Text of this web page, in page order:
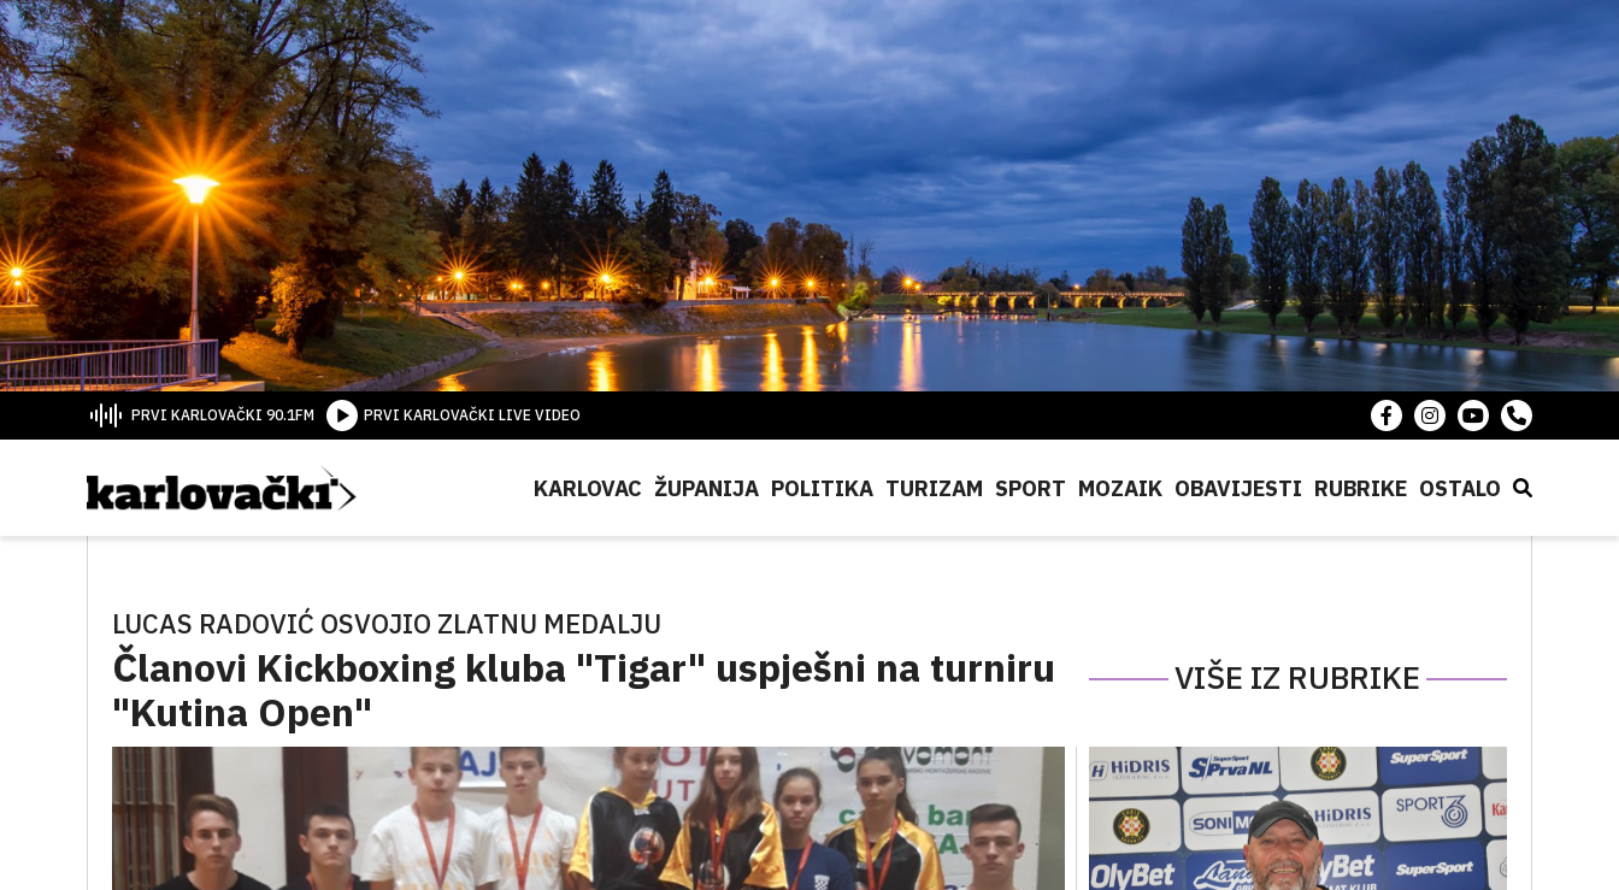
PRVI KARLOVAČKI 90.1FM PRVI KARLOVAČKI LIVE VIDEO
KARLOVAC ŽUPANIJA POLITIKA TURIZAM SPORT MOZAIK OBAVIJESTI RUBRIKE OSTALO
LUCAS RADOVIĆ OSVOJIO ZLATNU MEDALJU
Članovi Kickboxing kluba "Tigar" uspješni na turniru
"Kutina Open"
VIŠE IZ RUBRIKE